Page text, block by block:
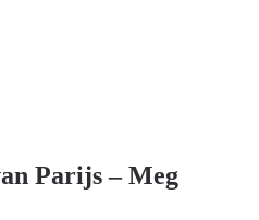
Parijs – Meg